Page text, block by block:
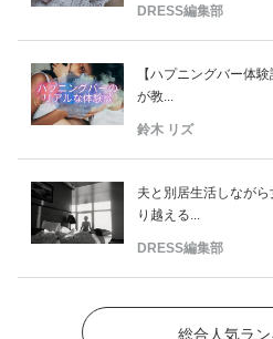
DRESS編集部
【ハプニングバー体
が教...
鈴木 リズ
夫と別居生活しなが
り越える...
DRESS編集部
総合人気ラ